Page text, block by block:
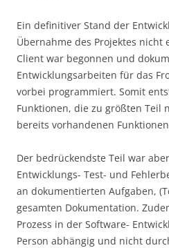
Ein definitiver Stand der
Übernahme des Projektes nicht
Client war begonnen und
Entwicklungsarbeiten für das
vorbei programmiert. Somit
Funktionen, die zu größten Teil
bereits vorhandenen
Der bedrückendste Teil war
Entwicklungs- Test- und
an dokumentierten Aufgaben,
gesamten Dokumentation.
Prozess in der Software-
Person abhängig und nicht